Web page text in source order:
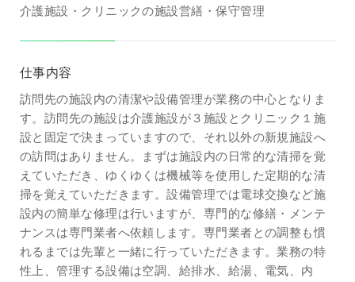
介護施設・クリニックの施設営繕・保守管理
仕事内容
訪問先の施設内の清潔や設備管理が業務の中心となりま
す。訪問先の施設は介護施設が３施設とクリニック１施
設と固定で決まっていますので、それ以外の新規施設へ
の訪問はありません。まずは施設内の日常的な清掃を覚
えていただき、ゆくゆくは機械等を使用した定期的な清
掃を覚えていただきます。設備管理では電球交換など施
設内の簡単な修理は行いますが、専門的な修繕・メンテ
ナンスは専門業者へ依頼します。専門業者との調整も慣
れるまでは先輩と一緒に行っていただきます。業務の特
性上、管理する設備は空調、給排水、給湯、電気、内